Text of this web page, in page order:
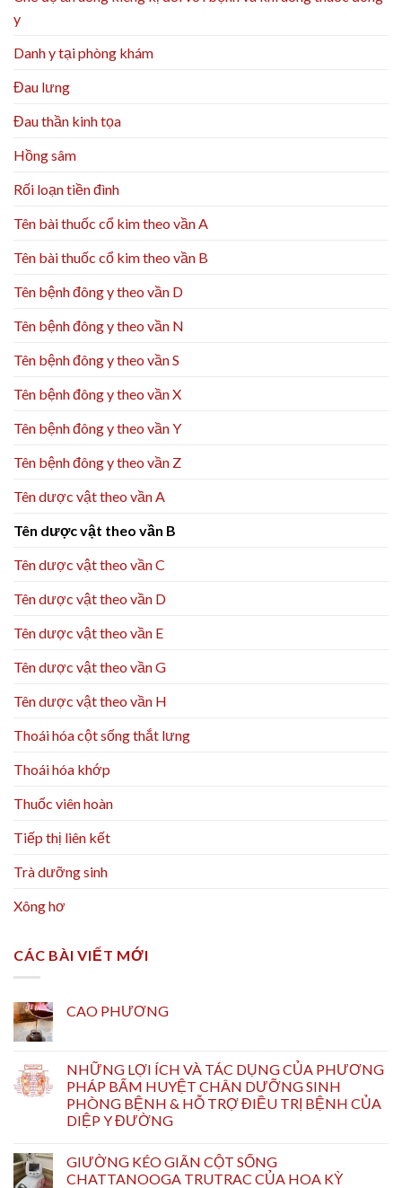
y
Danh y tại phòng khám
Đau lưng
Đau thần kinh tọa
Hồng sâm
Rối loạn tiền đình
Tên bài thuốc cổ kim theo vần A
Tên bài thuốc cổ kim theo vần B
Tên bệnh đông y theo vần D
Tên bệnh đông y theo vần N
Tên bệnh đông y theo vần S
Tên bệnh đông y theo vần X
Tên bệnh đông y theo vần Y
Tên bệnh đông y theo vần Z
Tên dược vật theo vần A
Tên dược vật theo vần B
Tên dược vật theo vần C
Tên dược vật theo vần D
Tên dược vật theo vần E
Tên dược vật theo vần G
Tên dược vật theo vần H
Thoái hóa cột sống thắt lưng
Thoái hóa khớp
Thuốc viên hoàn
Tiếp thị liên kết
Trà dưỡng sinh
Xông hơ
CÁC BÀI VIẾT MỚI
CAO PHƯƠNG
NHỮNG LỢI ÍCH VÀ TÁC DỤNG CỦA PHƯƠNG
PHÁP BẤM HUYỆT CHÂN DƯỠNG SINH
PHÒNG BỆNH & HỖ TRỢ ĐIỀU TRỊ BỆNH CỦA
DIỆP Y ĐƯỜNG
GIƯỜNG KÉO GIÃN CỘT SỐNG
CHATTANOOGA TRUTRAC CỦA HOA KỲ